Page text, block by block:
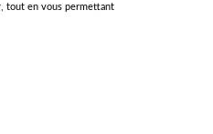
tout en vous permettant